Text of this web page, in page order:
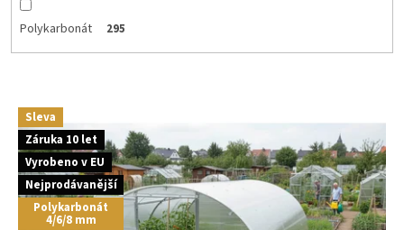
Polykarbonát 295
V
p
Sleva
Záruka 10 let
Vyrobeno v EU
Nejprodávanější
Polykarbonát
4/6/8 mm